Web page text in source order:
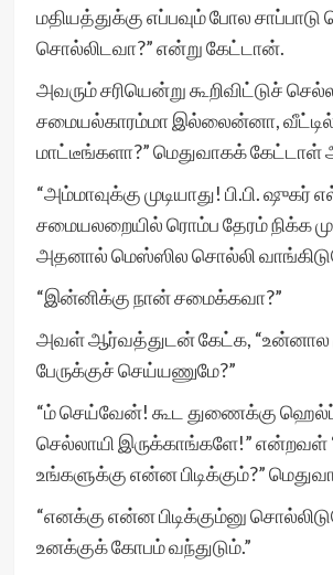
மதியத்துக்கு எப்பவும் போல
சொல்லிடவா?” என்று கேட்டான்.
அவரும் சரியென்று கூறிவிட்டுச்
சமையல்காரம்மா இல்லைன்னா,
மாட்டீங்களா?” மெதுவாகக்
“அம்மாவுக்கு முடியாது! பி.பி.
சமையலறையில் ரொம்ப தேரம் நிக்க
அதனால் மெஸ்ஸில சொல்லி
“இன்னிக்கு நான் சமைக்கவா?”
அவள் ஆர்வத்துடன் கேட்க, “உன்னால
பேருக்குச் செய்யணுமே?”
“ம் செய்வேன்! கூட துணைக்கு
செல்லாயி இருக்காங்களே!” என்றவள்
உங்களுக்கு என்ன பிடிக்கும்?”
“எனக்கு என்ன பிடிக்கும்னு
உனக்குக் கோபம் வந்துடும்.”